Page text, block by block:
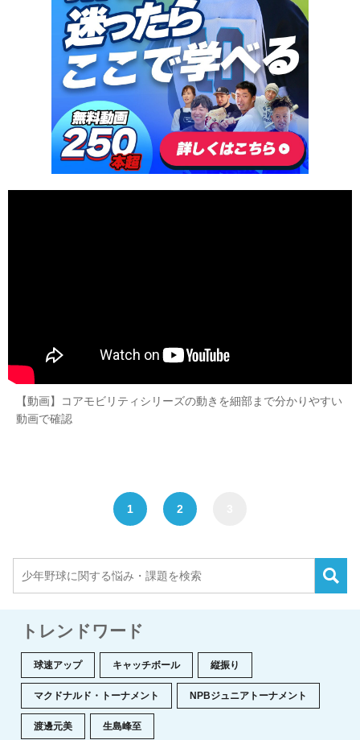
【動画】コアモビリティシリーズの動きを細部まで分かりやすい
動画で確認
1 2
トレンドワード
球速アップ キャッチボール 縦振り
マクドナルド・トーナメント NPBジュニアトーナメント
渡邊元美 生島峰至